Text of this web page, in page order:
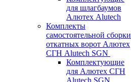
для шлагбаумов
Алютех Alutech
Комплекты
самостоятельной сборки
откатных ворот Алютех
СГН Alutech SGN
Комплектующие
для Алютех СГН
Alutech SGN